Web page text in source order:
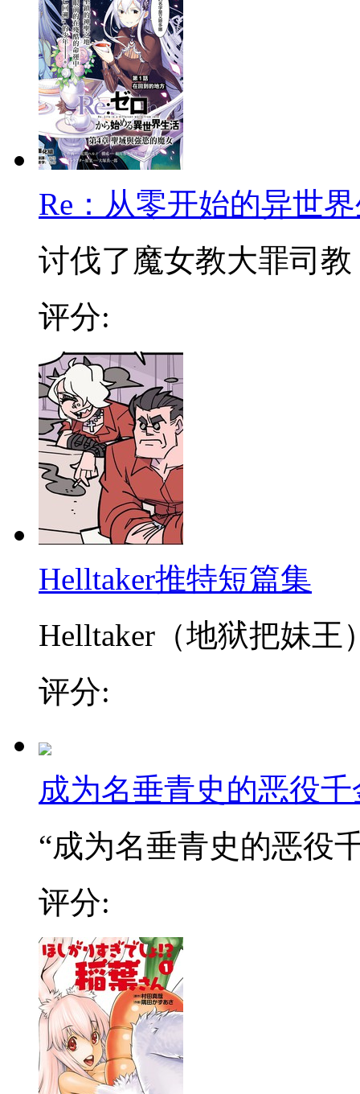
Re：从零开始的异世
讨伐了魔女教大罪司教
评分:
Helltaker推特短篇集
Helltaker（地狱把妹王
评分:
成为名垂青史的恶役
“成为名垂青史的恶役
评分: